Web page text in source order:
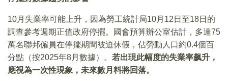
10月失業率可能上升，因為勞工統計局10月12日至18日的
調查參考週期正值政府停擺。國會預算辦公室估計，多達75
萬名聯邦僱員在停擺期間被迫休假，佔勞動人口約0.4個百
分點（按2025年8月數據）。 若出現此幅度的失業率飙升，
應視為一次性現象，未來數月料將回落。